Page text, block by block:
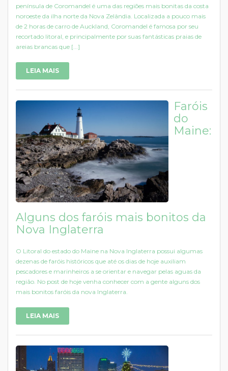
península de Coromandel é uma das regiões mais bonitas da costa
noroeste da ilha norte da Nova Zelândia. Localizada a pouco mais
de 2 horas de carro de Auckland, Coromandel é famosa por seu
recortado litoral, e principalmente por suas fantásticas praias de
areias brancas que [...]
LEIA MAIS
Faróis
do
Maine:
Alguns dos faróis mais bonitos da
Nova Inglaterra
O Litoral do estado do Maine na Nova Inglaterra possui algumas
dezenas de faróis históricos que até os dias de hoje auxiliam
pescadores e marinheiros a se orientar e navegar pelas aguas da
região. No post de hoje venha conhecer com a gente alguns dos
mais bonitos faróis da nova Inglaterra.
LEIA MAIS